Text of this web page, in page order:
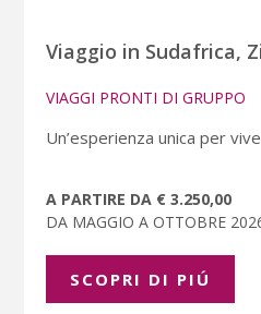
Viaggio in Sudafrica,
VIAGGI PRONTI DI GRUPPO
Un’esperienza unica per
A PARTIRE DA € 3.250,00
DA MAGGIO A OTTOBRE
SCOPRI DI PIÚ